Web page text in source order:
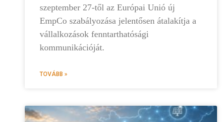
szeptember 27-től az Európai Unió új
EmpCo szabályozása jelentősen átalakítja a
vállalkozások fenntarthatósági
kommunikációját.
TOVÁBB »